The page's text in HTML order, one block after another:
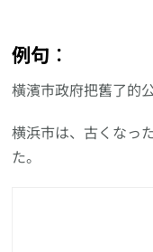
例句︰
橫濱市政府把舊了的
横浜市は、古くなっ
た。